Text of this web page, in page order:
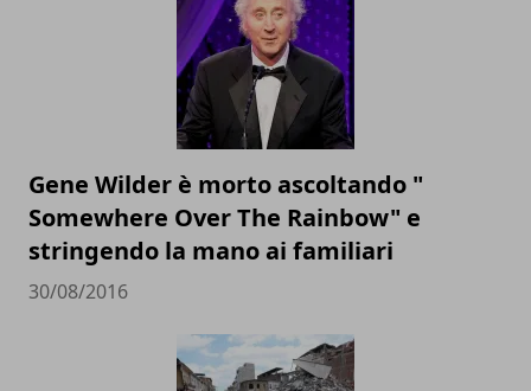
Gene Wilder è morto ascoltando "
Somewhere Over The Rainbow" e
stringendo la mano ai familiari
30/08/2016